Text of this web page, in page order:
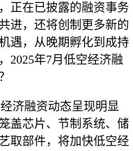
正在已披露的融资事务
进，还将创制更多新的
遇，从晚期孵化到成持
2025年7月低空经济融
济融资动态呈现明显
盖芯片、节制系统、储
取部件，将加快低空经